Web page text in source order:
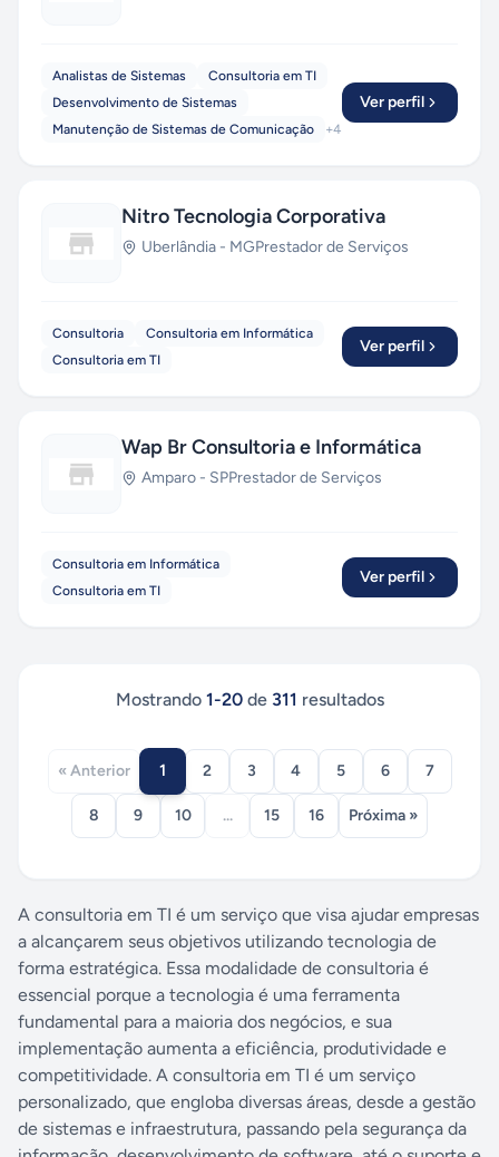
Analistas de Sistemas
Consultoria em TI
Desenvolvimento de Sistemas
Manutenção de Sistemas de Comunicação
+4
Ver perfil
Nitro Tecnologia Corporativa
Uberlândia - MGPrestador de Serviços
Consultoria
Consultoria em Informática
Consultoria em TI
Ver perfil
Wap Br Consultoria e Informática
Amparo - SPPrestador de Serviços
Consultoria em Informática
Consultoria em TI
Ver perfil
Mostrando 1-20de 311 resultados
« Anterior 1 2 3 4 5 6 7
8 9 10 ... 15 16 Próxima »
A consultoria em TI é um serviço que visa ajudar empresas
a alcançarem seus objetivos utilizando tecnologia de
forma estratégica. Essa modalidade de consultoria é
essencial porque a tecnologia é uma ferramenta
fundamental para a maioria dos negócios, e sua
implementação aumenta a eficiência, produtividade e
competitividade. A consultoria em TI é um serviço
personalizado, que engloba diversas áreas, desde a gestão
de sistemas e infraestrutura, passando pela segurança da